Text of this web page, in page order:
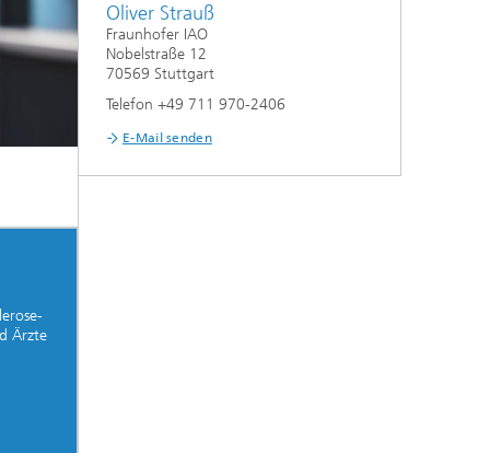
Ärzte
Oliver Strauß
Fraunhofer IAO
Nobelstraße 12
70569 Stuttgart
Telefon +49 711 970-2406
E-Mail senden